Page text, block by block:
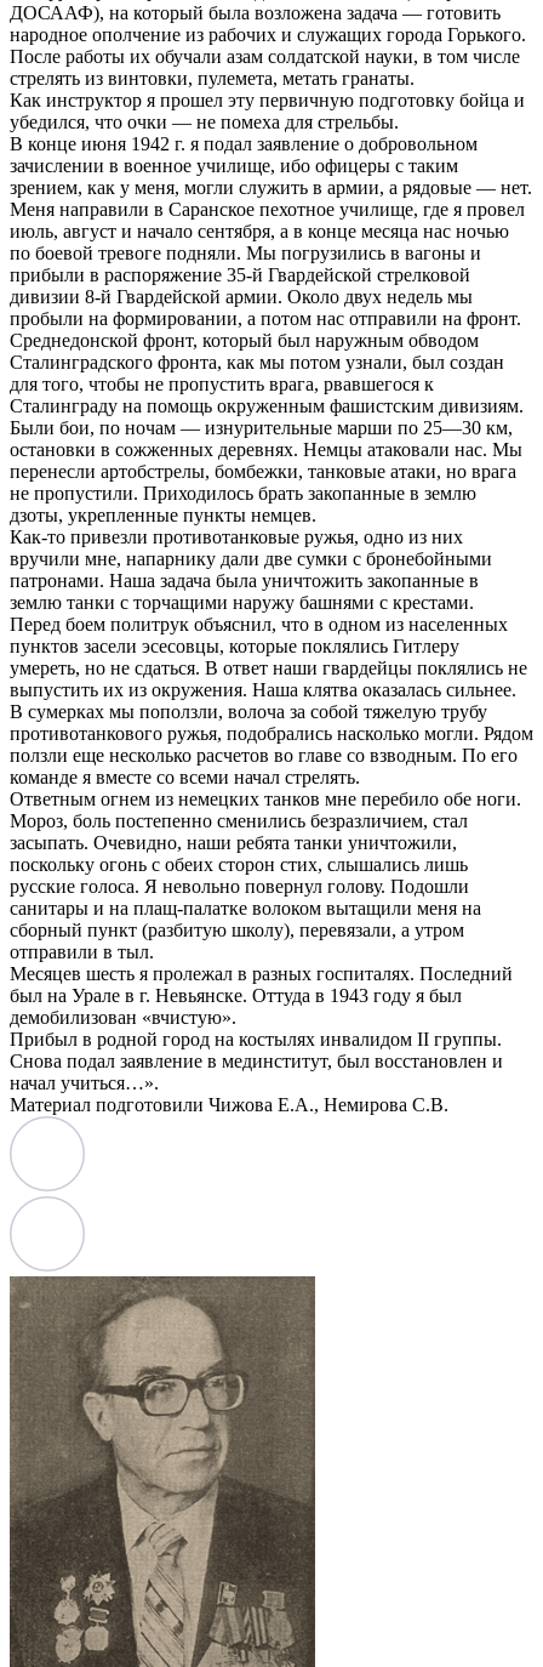
ДОСААФ), на который была возложена задача — готовить
народное ополчение из рабочих и служащих города Горького.
После работы их обучали азам солдатской науки, в том числе
стрелять из винтовки, пулемета, метать гранаты.
Как инструктор я прошел эту первичную подготовку бойца и
убедился, что очки — не помеха для стрельбы.
В конце июня 1942 г. я подал заявление о добровольном
зачислении в военное училище, ибо офицеры с таким
зрением, как у меня, могли служить в армии, а рядовые — нет.
Меня направили в Саранское пехотное училище, где я провел
июль, август и начало сентября, а в конце месяца нас ночью
по боевой тревоге подняли. Мы погрузились в вагоны и
прибыли в распоряжение 35-й Гвардейской стрелковой
дивизии 8-й Гвардейской армии. Около двух недель мы
пробыли на формировании, а потом нас отправили на фронт.
Среднедонской фронт, который был наружным обводом
Сталинградского фронта, как мы потом узнали, был создан
для того, чтобы не пропустить врага, рвавшегося к
Сталинграду на помощь окруженным фашистским дивизиям.
Были бои, по ночам — изнурительные марши по 25—30 км,
остановки в сожженных деревнях. Немцы атаковали нас. Мы
перенесли артобстрелы, бомбежки, танковые атаки, но врага
не пропустили. Приходилось брать закопанные в землю
дзоты, укрепленные пункты немцев.
Как-то привезли противотанковые ружья, одно из них
вручили мне, напарнику дали две сумки с бронебойными
патронами. Наша задача была уничтожить закопанные в
землю танки с торчащими наружу башнями с крестами.
Перед боем политрук объяснил, что в одном из населенных
пунктов засели эсесовцы, которые поклялись Гитлеру
умереть, но не сдаться. В ответ наши гвардейцы поклялись не
выпустить их из окружения. Наша клятва оказалась сильнее.
В сумерках мы поползли, волоча за собой тяжелую трубу
противотанкового ружья, подобрались насколько могли. Рядом
ползли еще несколько расчетов во главе со взводным. По его
команде я вместе со всеми начал стрелять.
Ответным огнем из немецких танков мне перебило обе ноги.
Мороз, боль постепенно сменились безразличием, стал
засыпать. Очевидно, наши ребята танки уничтожили,
поскольку огонь с обеих сторон стих, слышались лишь
русские голоса. Я невольно повернул голову. Подошли
санитары и на плащ-палатке волоком вытащили меня на
сборный пункт (разбитую школу), перевязали, а утром
отправили в тыл.
Месяцев шесть я пролежал в разных госпиталях. Последний
был на Урале в г. Невьянске. Оттуда в 1943 году я был
демобилизован «вчистую».
Прибыл в родной город на костылях инвалидом II группы.
Снова подал заявление в мединститут, был восстановлен и
начал учиться…».
Материал подготовили Чижова Е.А., Немирова С.В.